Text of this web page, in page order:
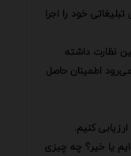
خود را اجرا
نظارت داشته
اطمینان حاصل
کنیم.
یا خیر؟ چه چیزی